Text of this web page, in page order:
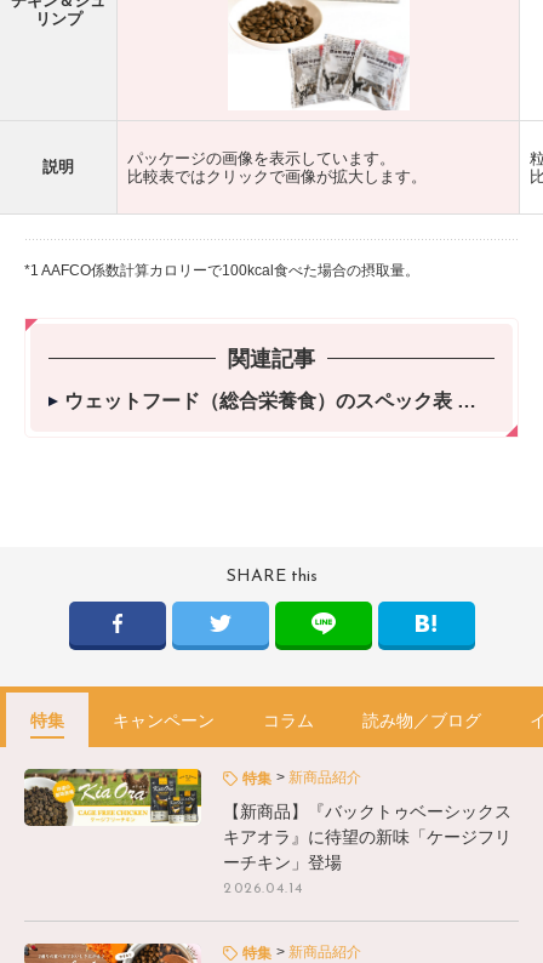
リンプ
説明
パッケージの画像を表示しています。
比較表ではクリックで画像が拡大します。
*1 AAFCO係数計算カロリーで100kcal食べた場合の摂取量。
関連記事
ウェットフード（総合栄養食）のスペック表
SHARE this
特集 キャンペーン コラム 読み物／ブログ
特集 新商品紹介
【新商品】『バックトゥベーシックス
キアオラ』に待望の新味「ケージフリ
ーチキン」登場
2026.04.14
特集 新商品紹介